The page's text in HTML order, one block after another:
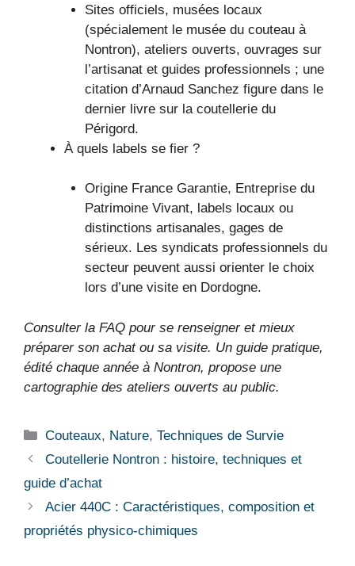
Sites officiels, musées locaux
(spécialement le musée du couteau à
Nontron), ateliers ouverts, ouvrages sur
l’artisanat et guides professionnels ; une
citation d’Arnaud Sanchez figure dans le
dernier livre sur la coutellerie du
Périgord.
À quels labels se fier ?
Origine France Garantie, Entreprise du
Patrimoine Vivant, labels locaux ou
distinctions artisanales, gages de
sérieux. Les syndicats professionnels du
secteur peuvent aussi orienter le choix
lors d’une visite en Dordogne.
Consulter la FAQ pour se renseigner et mieux
préparer son achat ou sa visite. Un guide pratique,
édité chaque année à Nontron, propose une
cartographie des ateliers ouverts au public.
Catégories
Couteaux, Nature,Techniques de Survie
Coutellerie Nontron : histoire, techniques et
guide d’achat
Acier 440C : Caractéristiques, composition et
propriétés physico-chimiques